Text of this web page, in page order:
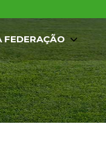
FEDERAÇÃO